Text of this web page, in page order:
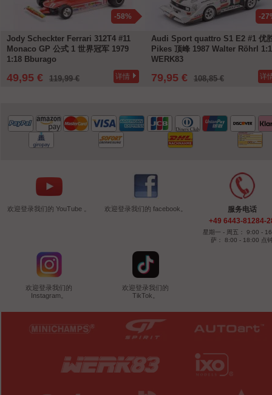
-58%
Jody Scheckter Ferrari 312T4 #11
Monaco GP 公式 1 世界冠军 1979
1:18 Bburago
49,95 € 119,99 € 详情
-
Audi Sport quattro S1 E2 #1 优
Pikes 顶峰 1987 Walter Röhrl
WERK83
79,95 € 108,85 € 详
欢迎登录我们的 YouTube 。 欢迎登录我们的 facebook。
欢迎登录我们的
Instagram。
欢迎登录我们的
TikTok。
服务电话
+49 6443-81284-
星期一 - 周五： 9:00 -
萨： 8:00 - 18:00 点